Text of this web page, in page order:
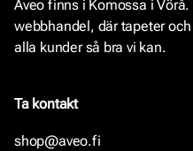
Aveo finns i Komossa i
webbhandel, där tapeter
alla kunder så bra vi kan.
Ta kontakt
shop@aveo.fi